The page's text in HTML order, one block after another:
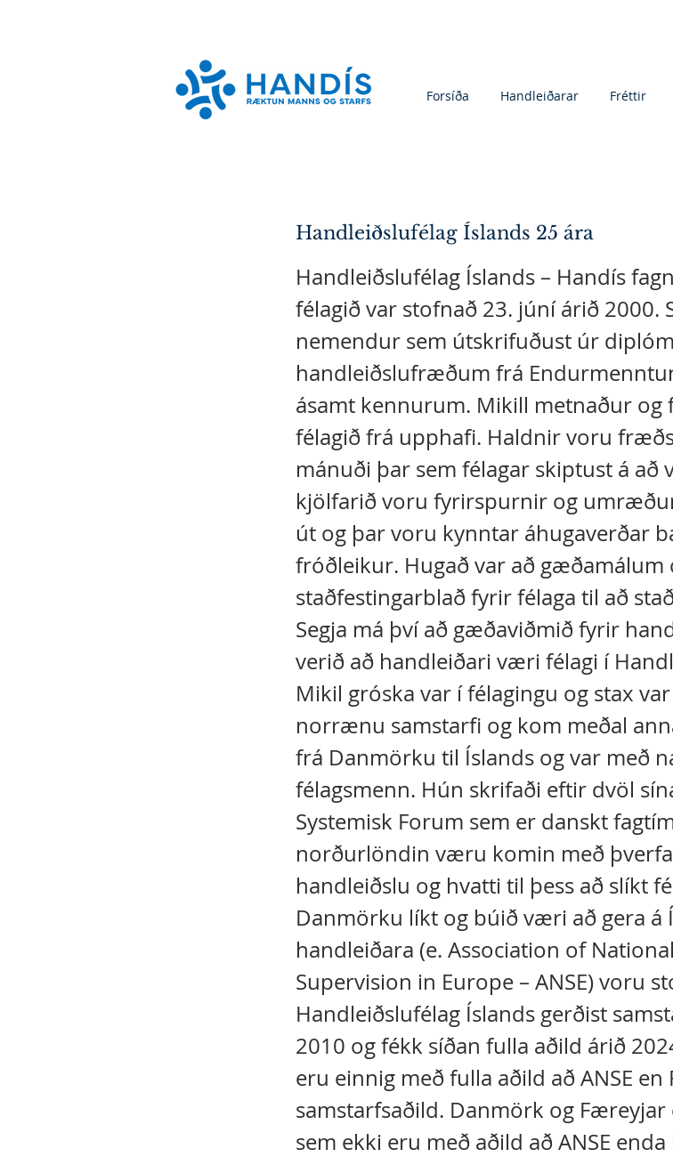
Forsíða Handleiðarar Fréttir
Handleiðslufélag Íslands 25 ára
Handleiðslufélag Íslands – Handís
félagið var stofnað 23. júní árið 2000.
nemendur sem útskrifuðust úr
handleiðslufræðum frá
ásamt kennurum. Mikill metnaður og
félagið frá upphafi. Haldnir voru
mánuði þar sem félagar skiptust á að
kjölfarið voru fyrirspurnir og
út og þar voru kynntar áhugaverðar
fróðleikur. Hugað var að gæðamálum
staðfestingarblað fyrir félaga til að
Segja má því að gæðaviðmið fyrir
verið að handleiðari væri félagi í
Mikil gróska var í félagingu og stax
norrænu samstarfi og kom meðal
frá Danmörku til Íslands og var með
félagsmenn. Hún skrifaði eftir dvöl
Systemisk Forum sem er danskt
norðurlöndin væru komin með
handleiðslu og hvatti til þess að slíkt
Danmörku líkt og búið væri að gera á
handleiðara (e. Association of
Supervision in Europe – ANSE) voru
Handleiðslufélag Íslands gerðist
2010 og fékk síðan fulla aðild árið
eru einnig með fulla aðild að ANSE en
samstarfsaðild. Danmörk og
sem ekki eru með aðild að ANSE